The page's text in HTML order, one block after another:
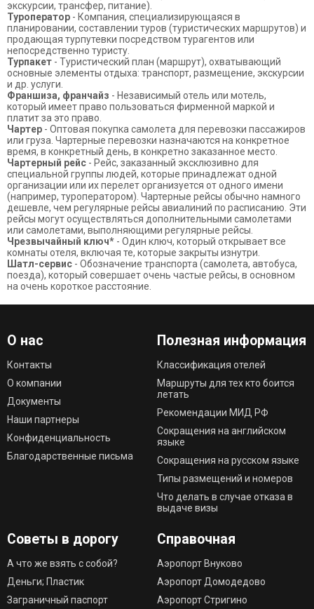
экскурсии, трансфер, питание).
Туроператор - Компания, специализирующаяся в
планировании, составлении туров (туристических маршрутов) и
продающая турпутевки посредством турагентов или
непосредственно туристу.
Турпакет - Туристический план (маршрут), охватывающий
основные элементы отдыха: транспорт, размещение, экскурсии
и др. услуги.
Франшиза, франчайз - Независимый отель или мотель,
который имеет право пользоваться фирменной маркой и
платит за это право.
Чартер - Оптовая покупка самолета для перевозки пассажиров
или груза. Чартерные перевозки назначаются на конкретное
время, в конкретный день, в конкретно заказанное место.
Чартерный рейс - Рейс, заказанный эксклюзивно для
специальной группы людей, которые принадлежат одной
организации или их перелет организуется от одного имени
(например, туроператором). Чартерные рейсы обычно намного
дешевле, чем регулярные рейсы авиалиний по расписанию. Эти
рейсы могут осуществляться дополнительными самолетами
или самолетами, выполняющими регулярные рейсы.
Чрезвычайный ключ* - Один ключ, который открывает все
комнаты отеля, включая те, которые закрыты изнутри.
Шатл-сервис - Обозначение транспорта (самолета, автобуса,
поезда), который совершает очень частые рейсы, в основном
на очень короткое расстояние.
О нас
Контакты
О компании
Документы
Наши партнеры
Конфиденциальность
Благодарственные письма
Полезная информация
Классификация отелей
Маршруты для тех кто боится
летать
Рекомендации МИД РФ
Сокращения на английском
языке
Сокращения на русском языке
Типы размещений и номеров
Что делать в случае отказа в
выдаче визы
Советы в дорогу
А что же взять с собой?
Деньги; Пластик
Заграничный паспорт
Справочная
Аэропорт Внуково
Аэропорт Домодедово
Аэропорт Стригино